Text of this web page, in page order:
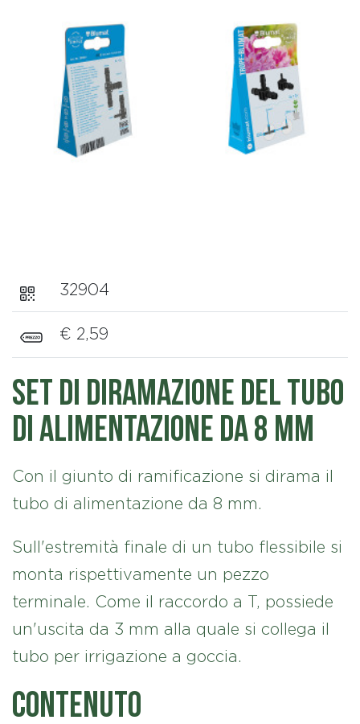
32904
€ 2,59
Set di diramazione del tubo
di alimentazione da 8 mm
Con il giunto di ramificazione si dirama il
tubo di alimentazione da 8 mm.
Sull'estremità finale di un tubo flessibile si
monta rispettivamente un pezzo
terminale. Come il raccordo a T, possiede
un'uscita da 3 mm alla quale si collega il
tubo per irrigazione a goccia.
Contenuto